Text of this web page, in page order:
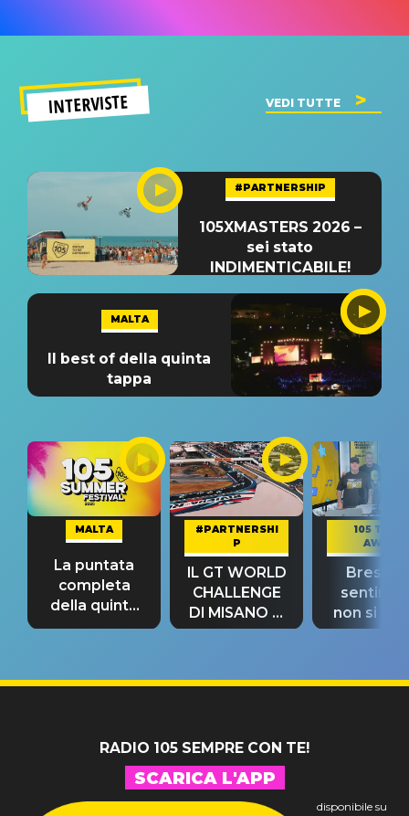
INTERVISTE VEDI TUTTE
#PARTNERSHIP
105XMASTERS 2026 –
sei stato
INDIMENTICABILE!
MALTA
Il best of della quinta
tappa
MALTA
La puntata
completa
della quinta
tappa
#PARTNERSHI
P
IL GT WORLD
CHALLENGE
DI MISANO si
riconferma
105 TAKE
AWAY
Bresh:
non si
fino alla
RADIO 105 SEMPRE CON TE!
SCARICA L'APP
disponibile su